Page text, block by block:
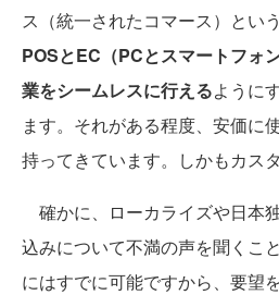
ス（統一されたコマース）とい
POSとEC（PCとスマートフォ
業をシームレスに行えるように
ます。それがある程度、安価に
持ってきています。しかもカス
確かに、ローカライズや日本
込みについて不満の声を聞くこ
にはすでに可能ですから、要望